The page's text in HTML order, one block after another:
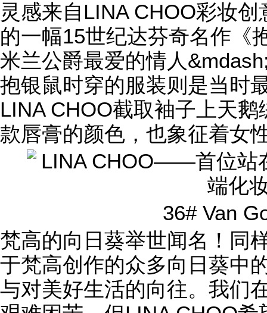
灵感来自LINA CHOO彩妆
的一幅15世纪达芬奇名作《
米兰公爵最爱的情人
抱银鼠时穿的服装则是当时
LINA CHOO截取袖子上天
款唇膏的颜色，也象征着女
36# Van
梵高的向日葵举世闻名！同
于梵高创作的众多向日葵中
与对美好生活的向往。我们